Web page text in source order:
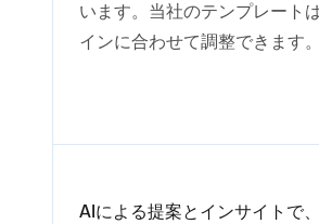
います。当社のテンプレート
インに合わせて調整できます。
AIによる提案とインサイトで